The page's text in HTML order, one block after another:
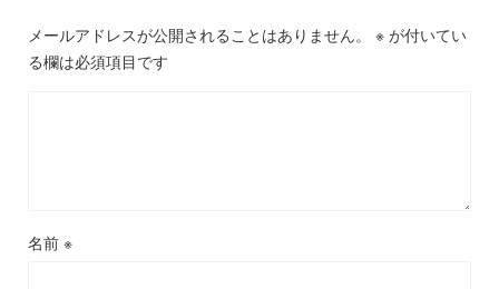
メールアドレスが公開されることはありません。 ※ が付いてい
る欄は必須項目です
名前 ※